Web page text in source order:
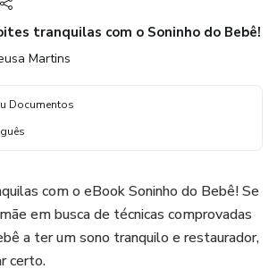
tranquilas com o Soninho do Bebê!
Martins
Documentos
com o eBook Soninho do Bebê! Se
em busca de técnicas comprovadas
a ter um sono tranquilo e restaurador,
certo.